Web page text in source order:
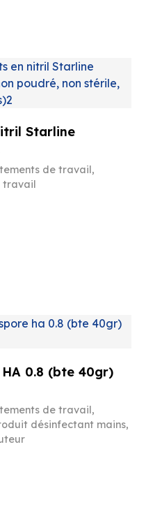
Starline
de travail,
travail
0.8 (bte 40gr)
de travail,
désinfectant mains,